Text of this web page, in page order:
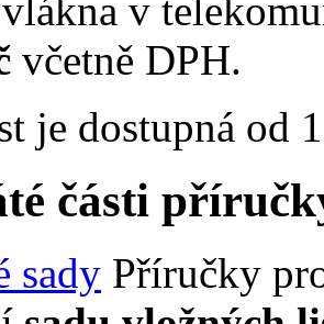
v
včetně DPH.
je dostupná od
části
sady Příručky